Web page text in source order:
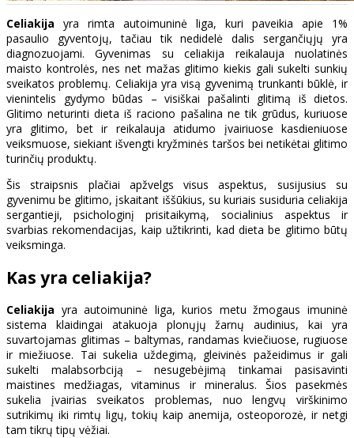
Celiakija yra rimta autoimuninė liga, kuri paveikia apie 1%
pasaulio gyventojų, tačiau tik nedidelė dalis sergančiųjų yra
diagnozuojami. Gyvenimas su celiakija reikalauja nuolatinės
maisto kontrolės, nes net mažas glitimo kiekis gali sukelti sunkių
sveikatos problemų. Celiakija yra visą gyvenimą trunkanti būklė, ir
vienintelis gydymo būdas – visiškai pašalinti glitimą iš dietos.
Glitimo neturinti dieta iš raciono pašalina ne tik grūdus, kuriuose
yra glitimo, bet ir reikalauja atidumo įvairiuose kasdieniuose
veiksmuose, siekiant išvengti kryžminės taršos bei netikėtai glitimo
turinčių produktų.
Šis straipsnis plačiai apžvelgs visus aspektus, susijusius su
gyvenimu be glitimo, įskaitant iššūkius, su kuriais susiduria celiakija
sergantieji, psichologinį prisitaikymą, socialinius aspektus ir
svarbias rekomendacijas, kaip užtikrinti, kad dieta be glitimo būtų
veiksminga.
Kas yra celiakija?
Celiakija yra autoimuninė liga, kurios metu žmogaus imuninė
sistema klaidingai atakuoja plonųjų žarnų audinius, kai yra
suvartojamas glitimas – baltymas, randamas kviečiuose, rugiuose
ir miežiuose. Tai sukelia uždegimą, gleivinės pažeidimus ir gali
sukelti malabsorbciją – nesugebėjimą tinkamai pasisavinti
maistines medžiagas, vitaminus ir mineralus. Šios pasekmės
sukelia įvairias sveikatos problemas, nuo lengvų virškinimo
sutrikimų iki rimtų ligų, tokių kaip anemija, osteoporozė, ir netgi
tam tikrų tipų vėžiai.